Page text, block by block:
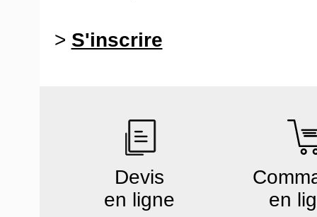
> S'inscrire
Devis
en ligne
en